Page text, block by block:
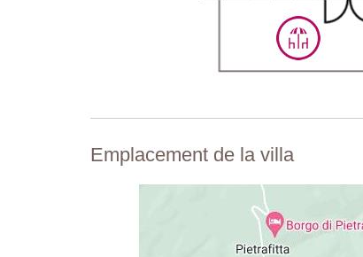
Emplacement de la villa